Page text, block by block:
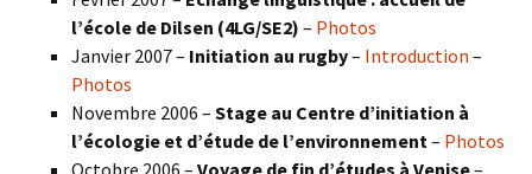
l’école de Dilsen (4LG/SE2) – Photos
Janvier 2007 – Initiation au rugby– Introduction –
Photos
Novembre 2006 – Stage au Centre d’initiation à
l’écologie et d’étude de l’environnement– Photos